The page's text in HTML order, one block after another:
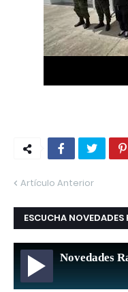
Artículo Anterior
ESCUCHA NOVEDADES
Novedades